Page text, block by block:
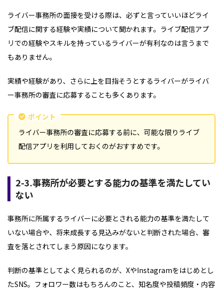
ライバー事務所の面接を受ける際は、必ずと言っていいほどライ
ブ配信に関する経験や実績について聞かれます。ライブ配信アプ
リでの経験やスキルを持っているライバーが有利なのは言うまで
もありません。
実績や経験があり、さらに上を目指そうとするライバーがライバ
ー事務所の審査に応募することも多くあります。
ポイント
ライバー事務所の審査に応募する前に、可能な限りライブ
配信アプリを利用しておくのがおすすめです。
2-3.事務所が必要とする能力の基準を満たしてい
ない
事務所に所属するライバーに必要とされる能力の基準を満たして
いない場合や、将来成長する見込みがないと判断された場合、審
査を落とされてしまう原因になります。
判断の基準としてよく見られるのが、XやInstagramをはじめとし
たSNS。フォロワー数はもちろんのこと、知名度や投稿頻度・内容